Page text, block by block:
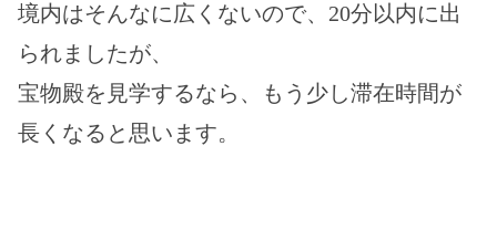
境内はそんなに広くないので、20分以内に出
られましたが、
宝物殿を見学するなら、もう少し滞在時間が
長くなると思います。